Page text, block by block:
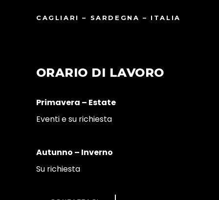
CAGLIARI – SARDEGNA – ITALIA
ORARIO DI LAVORO
Primavera – Estate
Eventi e su richiesta
Autunno – Inverno
Su richiesta